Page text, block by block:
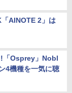
AINOTE 2」は
!「Osprey」Nobl
4機種を一気に聴